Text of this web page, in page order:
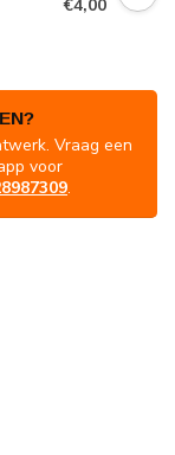
€4,00
Vraag een
voor
.